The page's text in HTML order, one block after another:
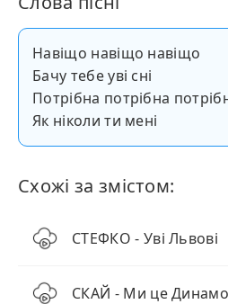
Навіщо навіщо навіщо
Бачу тебе уві сні
Потрібна потрібна
Як ніколи ти мені
Схожі за змістом:
СТЕФКО - Уві Львові
СКАЙ - Ми це